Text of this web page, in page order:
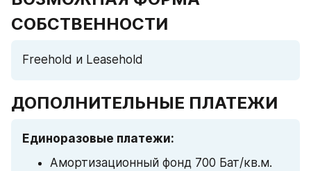
СОБСТВЕННОСТИ
Freehold и Leasehold
ДОПОЛНИТЕЛЬНЫЕ ПЛАТЕЖИ
Единоразовые платежи:
Амортизационный фонд 700 Бат/кв.м.